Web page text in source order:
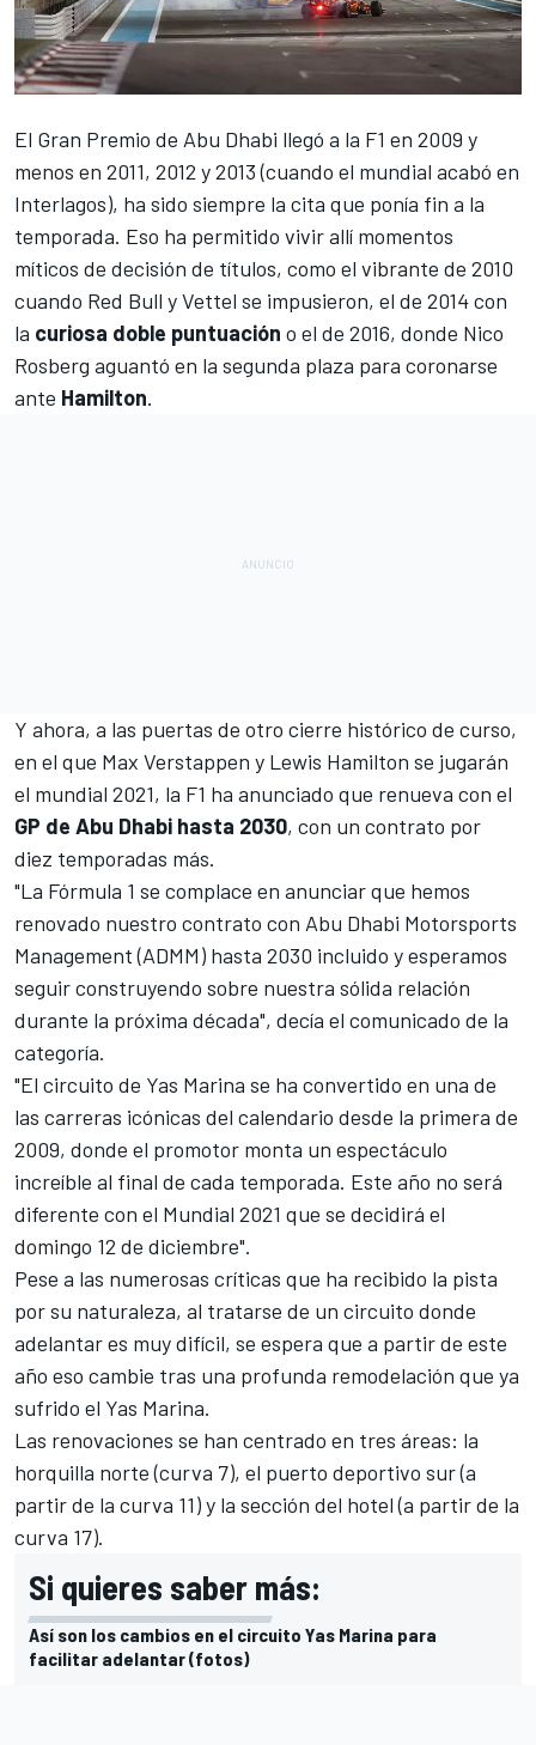
El Gran Premio de Abu Dhabi llegó a la F1 en 2009 y
menos en 2011, 2012 y 2013 (cuando el mundial acabó en
Interlagos), ha sido siempre la cita que ponía fin a la
temporada. Eso ha permitido vivir allí momentos
míticos de decisión de títulos, como el vibrante de 2010
cuando Red Bull y Vettel se impusieron, el de 2014 con
la curiosa doble puntuación o el de 2016, donde Nico
Rosberg aguantó en la segunda plaza para coronarse
ante Hamilton.
Y ahora, a las puertas de otro cierre histórico de curso,
en el que Max Verstappen y Lewis Hamilton se jugarán
el mundial 2021, la F1 ha anunciado que renueva con el
GP de Abu Dhabi hasta 2030, con un contrato por
diez temporadas más.
"La Fórmula 1 se complace en anunciar que hemos
renovado nuestro contrato con Abu Dhabi Motorsports
Management (ADMM) hasta 2030 incluido y esperamos
seguir construyendo sobre nuestra sólida relación
durante la próxima década", decía el comunicado de la
categoría.
"El circuito de Yas Marina se ha convertido en una de
las carreras icónicas del calendario desde la primera de
2009, donde el promotor monta un espectáculo
increíble al final de cada temporada. Este año no será
diferente con el Mundial 2021 que se decidirá el
domingo 12 de diciembre".
Pese a las numerosas críticas que ha recibido la pista
por su naturaleza, al tratarse de un circuito donde
adelantar es muy difícil, se espera que a partir de este
año eso cambie tras una profunda remodelación que ya
sufrido el Yas Marina.
Las renovaciones se han centrado en tres áreas: la
horquilla norte (curva 7), el puerto deportivo sur (a
partir de la curva 11) y la sección del hotel (a partir de la
curva 17).
Si quieres saber más:
Así son los cambios en el circuito Yas Marina para
facilitar adelantar (fotos)